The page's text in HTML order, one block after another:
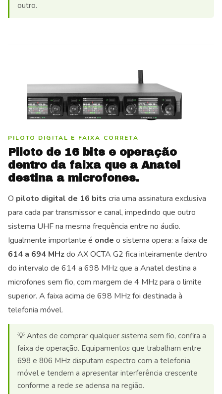
outro.
PILOTO DIGITAL E FAIXA CORRETA
Piloto de 16 bits e operação
dentro da faixa que a Anatel
destina a microfones.
O piloto digital de 16 bits cria uma assinatura exclusiva
para cada par transmissor e canal, impedindo que outro
sistema UHF na mesma frequência entre no áudio.
Igualmente importante é onde o sistema opera: a faixa de
614 a 694 MHzdo AX OCTA G2 fica inteiramente dentro
do intervalo de 614 a 698 MHz que a Anatel destina a
microfones sem fio, com margem de 4 MHz para o limite
superior. A faixa acima de 698 MHz foi destinada à
telefonia móvel.
💡 Antes de comprar qualquer sistema sem fio, confira a
faixa de operação. Equipamentos que trabalham entre
698 e 806 MHz disputam espectro com a telefonia
móvel e tendem a apresentar interferência crescente
conforme a rede se adensa na região.